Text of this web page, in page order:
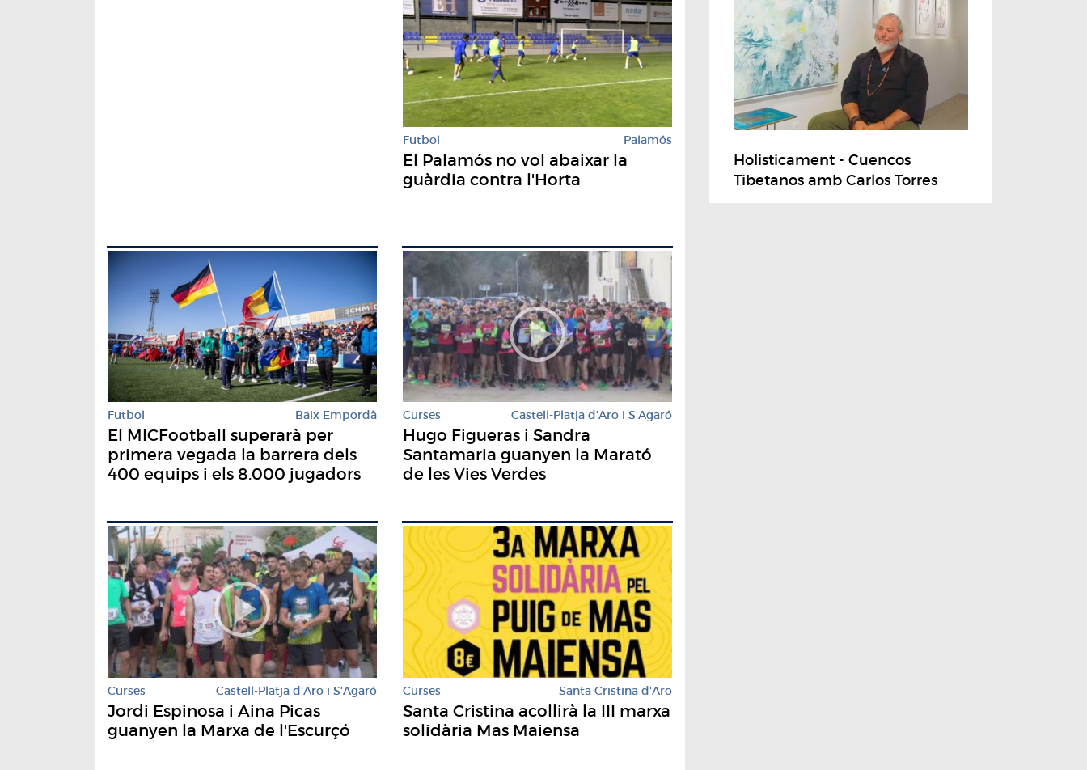
Futbol Palamós
El Palamós no vol abaixar la
guàrdia contra l'Horta
Futbol Baix Empordà
El MICFootball superarà per
primera vegada la barrera dels
400 equips i els 8.000 jugadors
Curses Castell-Platja d'Aro i S'Agaró
Hugo Figueras i Sandra
Santamaria guanyen la Marató
de les Vies Verdes
Curses Castell-Platja d'Aro i S'Agaró
Jordi Espinosa i Aina Picas
guanyen la Marxa de l'Escurçó
Curses Santa Cristina d'Aro
Santa Cristina acollirà la III marxa
solidària Mas Maiensa
Holisticament - Cuencos
Tibetanos amb Carlos Torres